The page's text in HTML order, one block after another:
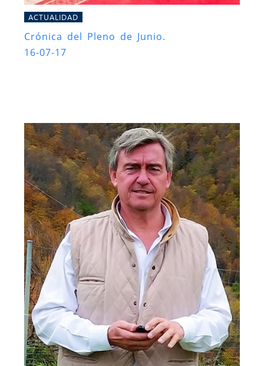
ACTUALIDAD
Crónica del Pleno de Junio.
16-07-17